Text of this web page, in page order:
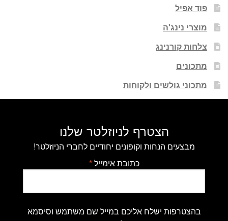
פוד אפיל
מוצרי נינג'ה
צלחות קורנינג
מתכונים
מתכוני גולשים ולקוחות
הצטרף לניוזלטר שלנו
מבצעים הנחות וקופונים יחודיים לחברי הניוזלטר!
כתובת אימייל*
בהצטרפות ישלח אליכם במייל שם משתמש וסיסמא